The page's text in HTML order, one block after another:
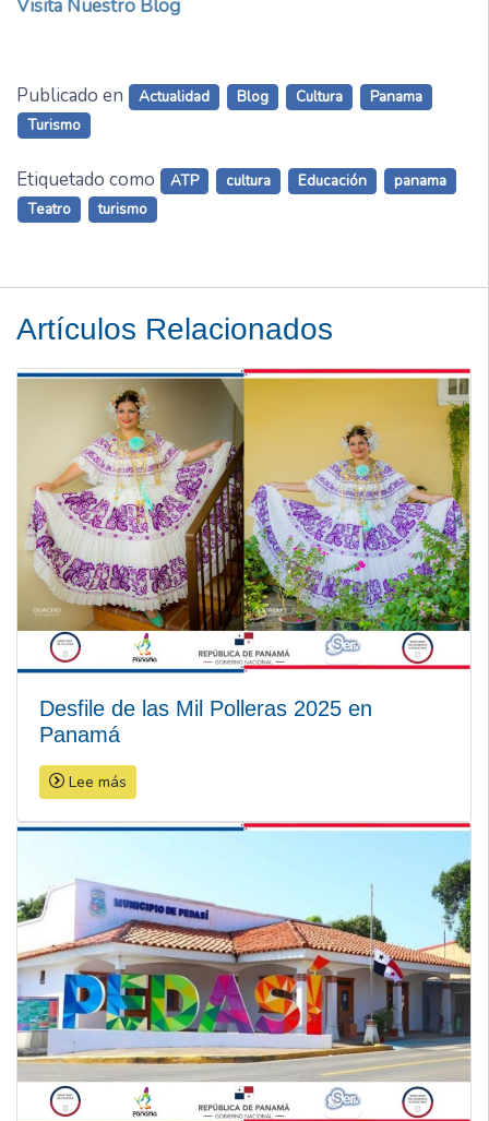
Visita Nuestro Blog
Publicado en Actualidad Blog Cultura
Panama
Turismo
Etiquetado como ATP cultura Educación
panama
Teatro
turismo
Artículos Relacionados
Desfile de las Mil Polleras 2025 en
Panamá
Lee más